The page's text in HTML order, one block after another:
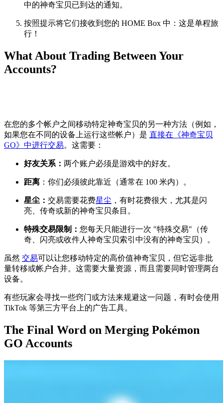
中的神奇宝贝已到达的通知。
按照提示将它们接收到您的 HOME Box 中：这是单程旅
行！
What About Trading Between Your
Accounts?
在您的多个帐户之间移动特定神奇宝贝的另一种方法（例如，
如果您在不同的设备上运行这些帐户）是 直接在《神奇宝贝
GO》中进行交易。这需要：
好友关系： 两个账户必须是游戏中的好友。
距离 ：你们必须彼此靠近（通常在 100 米内）。
星尘： 交易需要花费星尘 ，有时花费很大，尤其是闪
亮、传奇或新的神奇宝贝条目。
特殊交易限制： 您每天只能进行一次 "特殊交易"（传
奇、闪亮或收件人神奇宝贝索引中没有的神奇宝贝）。
虽然 交易可以让您移动特定的高价值神奇宝贝，但它远非批
量转移或帐户合并。这需要大量资源，而且需要同时管理两台
设备。
有些玩家会寻找一些窍门或方法来规避这一问题，有时会使用
TikTok 等第三方平台上的广告工具。
The Final Word on Merging Pokémon
GO Accounts